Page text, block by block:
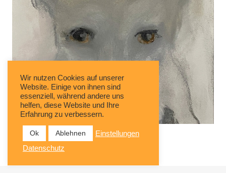
Manfred Michl
Wir nutzen Cookies auf unserer
Website. Einige von ihnen sind
essenziell, während andere uns
helfen, diese Website und Ihre
Erfahrung zu verbessern.
Ok Ablehnen
Einstellungen
Datenschutz